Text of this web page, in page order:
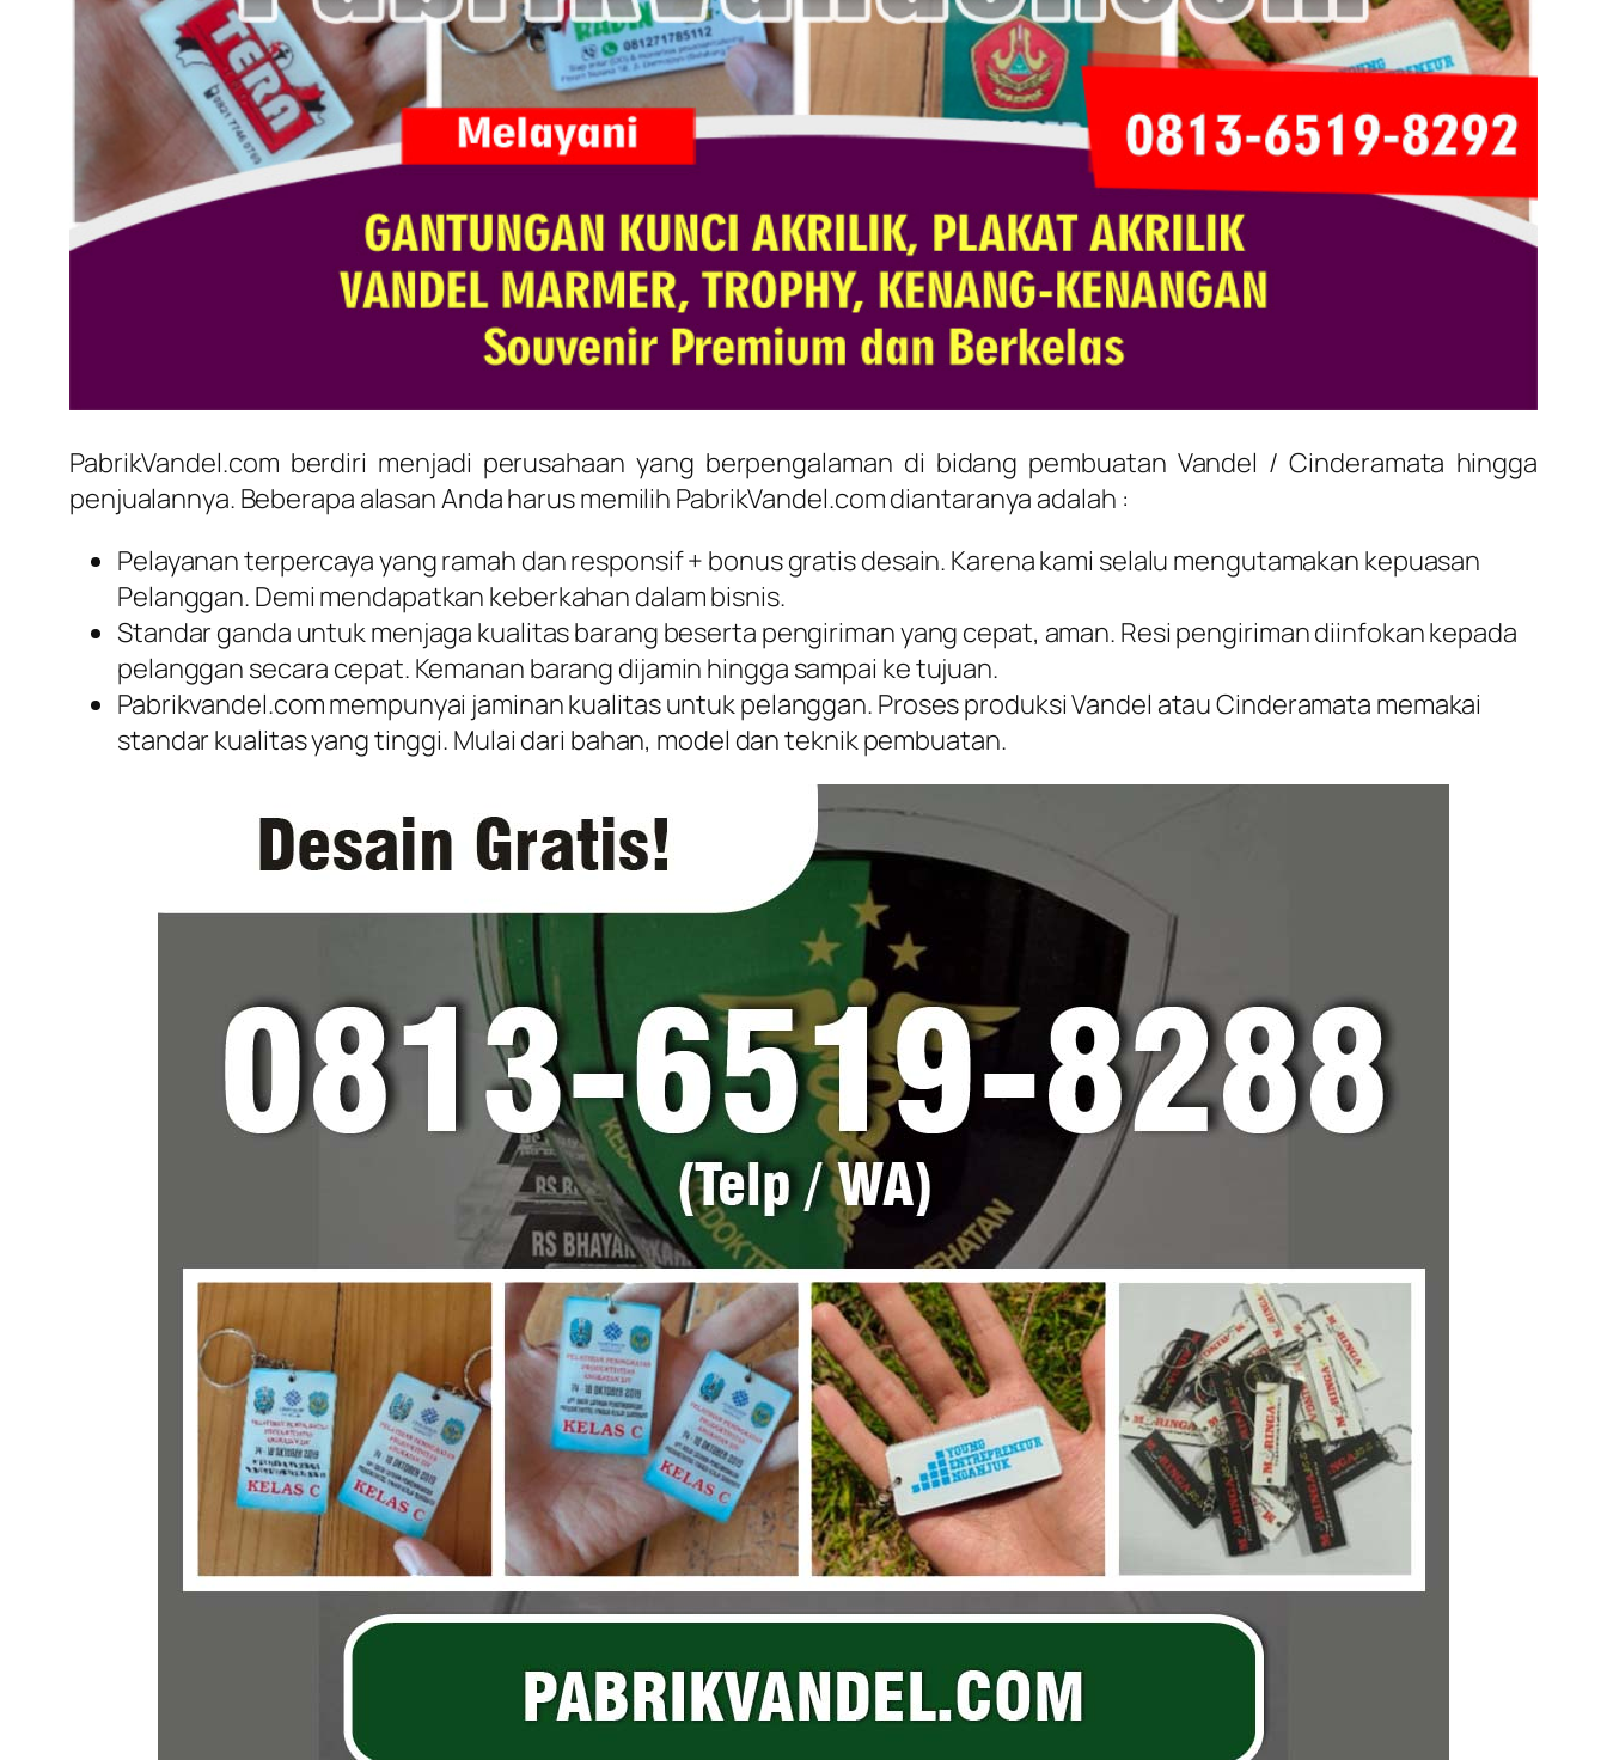
PabrikVandel.com berdiri menjadi perusahaan yang berpengalaman di bidang pembuatan Vandel / Cinderamata hingga
penjualannya. Beberapa alasan Anda harus memilih PabrikVandel.com diantaranya adalah :
Pelayanan terpercaya yang ramah dan responsif + bonus gratis desain. Karena kami selalu mengutamakan kepuasan
Pelanggan. Demi mendapatkan keberkahan dalam bisnis.
Standar ganda untuk menjaga kualitas barang beserta pengiriman yang cepat, aman. Resi pengiriman diinfokan kepada
pelanggan secara cepat. Kemanan barang dijamin hingga sampai ke tujuan.
Pabrikvandel.com mempunyai jaminan kualitas untuk pelanggan. Proses produksi Vandel atau Cinderamata memakai
standar kualitas yang tinggi. Mulai dari bahan, model dan teknik pembuatan.